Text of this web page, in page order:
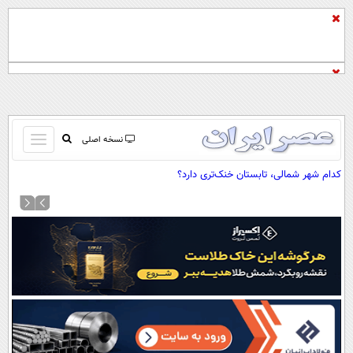
نسخه اصلی
باز
و
کردن
صفحه اول
آرشیو
نظرسنجی
آب و هوا
اوقات شرعی
سواد زندگی
کدام شهر شمالی، تابستان خنک‌تری دارد؟